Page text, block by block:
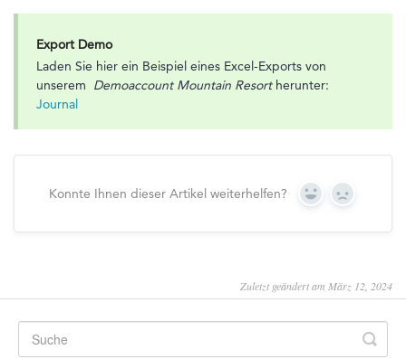
Export Demo
Laden Sie hier ein Beispiel eines Excel-Exports von
unserem Demoaccount Mountain Resort herunter:
Journal
Konnte Ihnen dieser Artikel weiterhelfen? Yes No
Zuletzt geändert am März 12, 2024